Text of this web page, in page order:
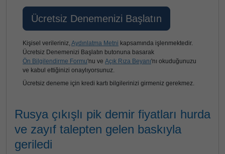
Kişisel verileriniz, Aydınlatma Metni kapsamında işlenmektedir.
Ücretsiz Denemenizi Başlatın butonuna basarak
Ön Bilgilendirme Formu'nu ve Açık Rıza Beyanı'nı okuduğunuzu
ve kabul ettiğinizi onaylıyorsunuz.
Ücretsiz deneme için kredi kartı bilgilerinizi girmeniz gerekmez.
Rusya çıkışlı pik demir fiyatları hurda
ve zayıf talepten gelen baskıyla
geriledi